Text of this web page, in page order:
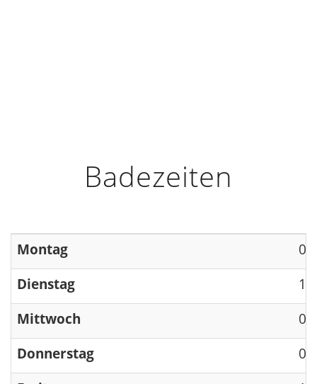
Badezeiten
Montag
Dienstag
Mittwoch
Donnerstag